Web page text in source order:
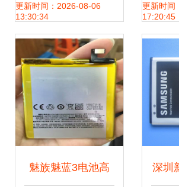
BAt2119136380 续
航与质量的优质之
更新时间：2026-08-06
13:30:34
毫安
更新时间
17:20:45
魅族魅蓝3电池高 深圳